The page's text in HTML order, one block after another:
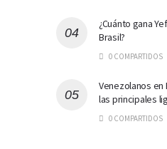
¿Cuánto gana
Brasil?
0 COMPARTIDOS
Venezolanos en
las principales
0 COMPARTIDOS